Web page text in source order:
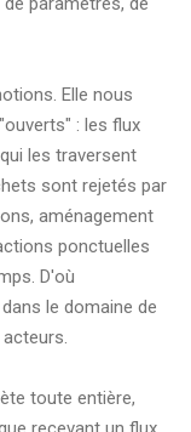
Elle nous
: les flux
les traversent
sont rejetés par
aménagement
ponctuelles
D'où
le domaine de
toute entière,